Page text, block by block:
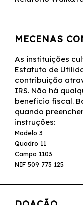
MECENAS
As instituições
Estatuto de
contribuição
IRS. Não há
beneficio fiscal.
quando
instruções:
Modelo 3
Quadro 11
Campo 1103
NIF 509 773 125